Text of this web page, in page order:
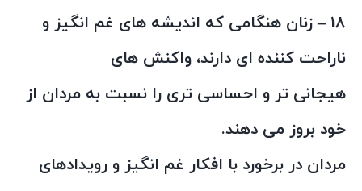
۱۸ – زنان هنگامی که اندیشه های غم انگیز و
ناراحت کننده ای دارند، واکنش های
هیجانی تر و احساسی تری را نسبت به مردان از
خود بروز می دهند.
مردان در برخورد با افکار غم انگیز و رویدادهای